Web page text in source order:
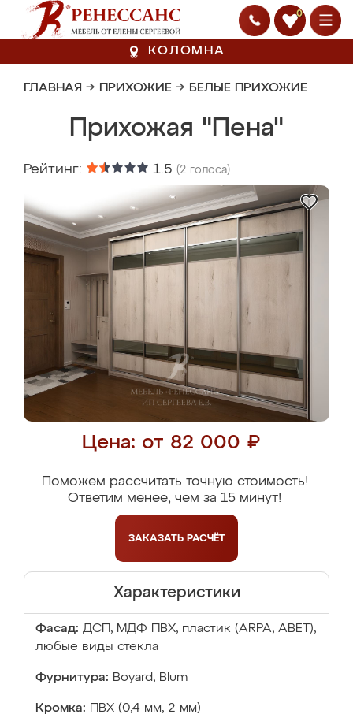
0
КОЛОМНА
ГЛАВНАЯ → ПРИХОЖИЕ → БЕЛЫЕ ПРИХОЖИЕ
Прихожая "Пена"
Рейтинг: 1.5 (2 голоса)
Цена: от 82 000 ₽
Поможем рассчитать точную стоимость!
Ответим менее, чем за 15 минут!
ЗАКАЗАТЬ РАСЧЁТ
Характеристики
Фасад: ДСП, МДФ ПВХ, пластик (ARPA, ABET),
любые виды стекла
Фурнитура: Boyard, Blum
Кромка: ПВХ (0,4 мм, 2 мм)